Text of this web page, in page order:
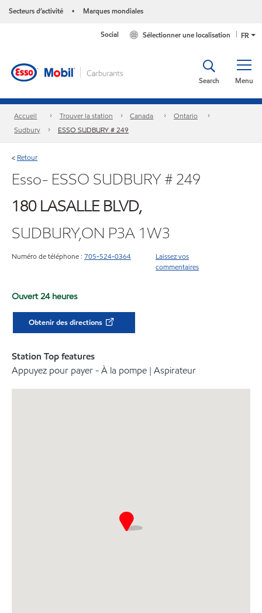
Secteurs d’activité • Marques mondiales
FR
Sélectionner une localisation
Social
Menu
Search
Accueil Trouver la station Canada
Ontario
Sudbury
ESSO SUDBURY # 249
< Retour
Esso- ESSO SUDBURY # 249
180 LASALLE BLVD,
SUDBURY,ON P3A 1W3
Numéro de téléphone : 705-524-0364
Laissez vos
commentaires
Ouvert 24 heures
Obtenir des directions
Station Top features
Appuyez pour payer - À la pompe | Aspirateur